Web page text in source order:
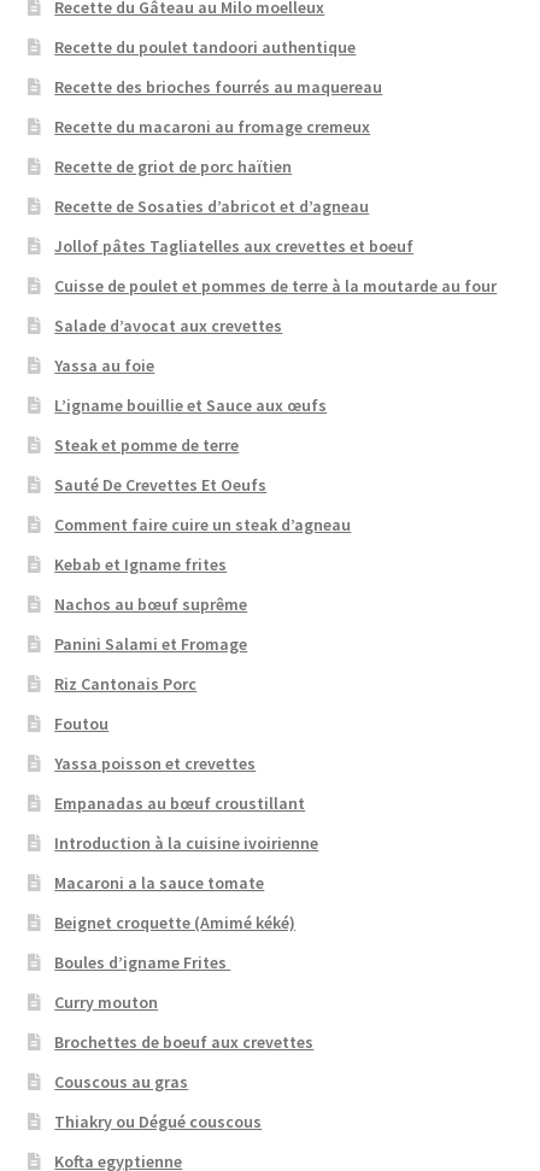
Recette du Gâteau au Milo moelleux
Recette du poulet tandoori authentique
Recette des brioches fourrés au maquereau
Recette du macaroni au fromage cremeux
Recette de griot de porc haïtien
Recette de Sosaties d’abricot et d’agneau
Jollof pâtes Tagliatelles aux crevettes et boeuf
Cuisse de poulet et pommes de terre à la moutarde au four
Salade d’avocat aux crevettes
Yassa au foie
L’igname bouillie et Sauce aux œufs
Steak et pomme de terre
Sauté De Crevettes Et Oeufs
Comment faire cuire un steak d’agneau
Kebab et Igname frites
Nachos au bœuf suprême
Panini Salami et Fromage
Riz Cantonais Porc
Foutou
Yassa poisson et crevettes
Empanadas au bœuf croustillant
Introduction à la cuisine ivoirienne
Macaroni a la sauce tomate
Beignet croquette (Amimé kéké)
Boules d’igname Frites
Curry mouton
Brochettes de boeuf aux crevettes
Couscous au gras
Thiakry ou Dégué couscous
Kofta egyptienne